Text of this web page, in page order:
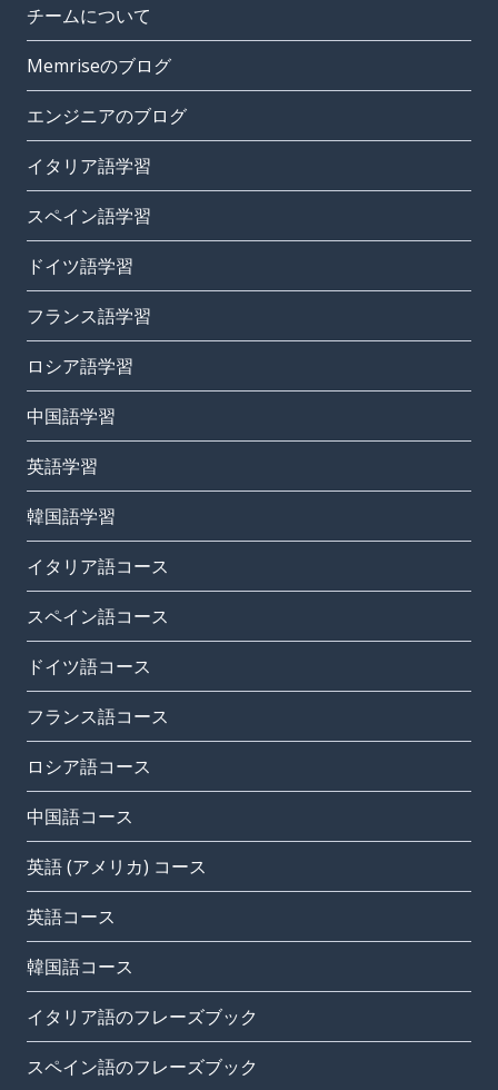
チームについて
Memriseのブログ
エンジニアのブログ
イタリア語学習
スペイン語学習
ドイツ語学習
フランス語学習
ロシア語学習
中国語学習
英語学習
韓国語学習
イタリア語コース
スペイン語コース
ドイツ語コース
フランス語コース
ロシア語コース
中国語コース
英語 (アメリカ) コース
英語コース
韓国語コース
イタリア語のフレーズブック
スペイン語のフレーズブック